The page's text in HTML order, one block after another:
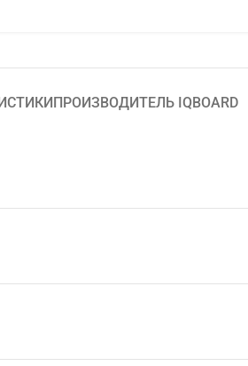
ПРОИЗВОДИТЕЛЬ IQBOARD